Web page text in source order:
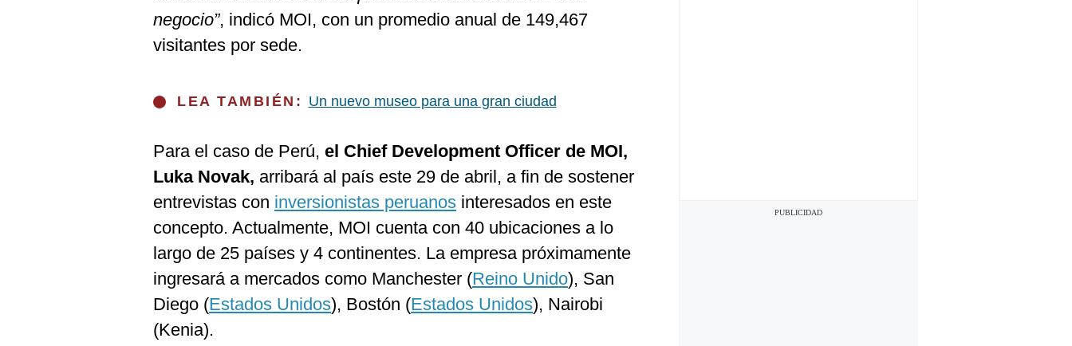
negocio”, indicó MOI, con un promedio anual de 149,467
visitantes por sede.
LEA TAMBIÉN: Un nuevo museo para una gran ciudad
Para el caso de Perú, el Chief Development Officer de MOI,
Luka Novak, arribará al país este 29 de abril, a fin de sostener
entrevistas con inversionistas peruanos interesados en este
concepto. Actualmente, MOI cuenta con 40 ubicaciones a lo
largo de 25 países y 4 continentes. La empresa próximamente
ingresará a mercados como Manchester (Reino Unido), San
Diego (Estados Unidos), Bostón (Estados Unidos), Nairobi
(Kenia).